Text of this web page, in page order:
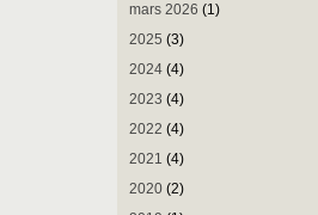
mars 2026 (1)
2025 (3)
2024 (4)
2023 (4)
2022 (4)
2021 (4)
2020 (2)